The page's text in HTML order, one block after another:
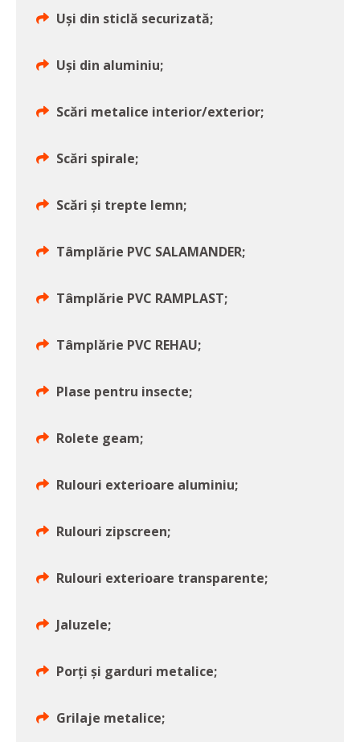
Uşi din sticlă securizată;
Uşi din aluminiu;
Scări metalice interior/exterior;
Scări spirale;
Scări şi trepte lemn;
Tâmplărie PVC SALAMANDER;
Tâmplărie PVC RAMPLAST;
Tâmplărie PVC REHAU;
Plase pentru insecte;
Rolete geam;
Rulouri exterioare aluminiu;
Rulouri zipscreen;
Rulouri exterioare transparente;
Jaluzele;
Porţi şi garduri metalice;
Grilaje metalice;